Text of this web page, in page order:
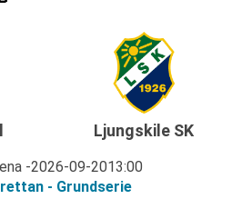
2026-09-2013:00
- Grundserie
Ljungskile SK